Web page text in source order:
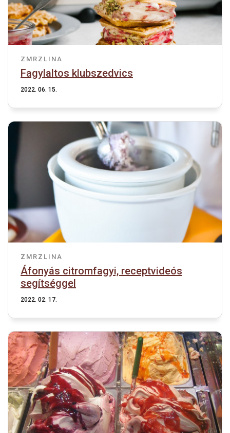
ZMRZLINA
Fagylaltos klubszedvics
2022. 06. 15.
ZMRZLINA
Áfonyás citromfagyi, receptvideós
segítséggel
2022. 02. 17.